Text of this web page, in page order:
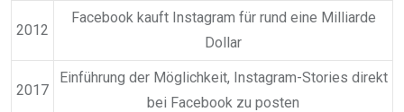
2012
Facebook kauft Instagram für rund eine Milliarde
Dollar
2017
Einführung der Möglichkeit, Instagram-Stories direkt
bei Facebook zu posten